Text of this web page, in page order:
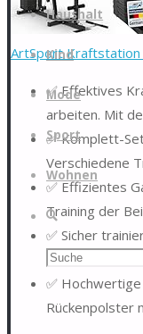
Haushalt
Kind
Mode
Sport
Wohnen
Suche
Suchen
ArtSport Kraftstation
✅ Effektives
arbeiten. Mit
✅ Komplett-
Verschiedene
✅ Effizientes
Training der
✅ Sicher
erhöhen die
✅
Rückenpolster